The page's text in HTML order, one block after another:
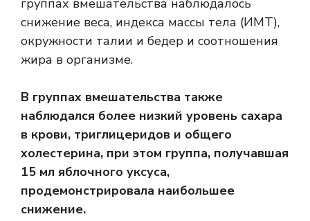
группах вмешательства наблюдалось
снижение веса, индекса массы тела (ИМТ),
окружности талии и бедер и соотношения
жира в организме.
В группах вмешательства также
наблюдался более низкий уровень сахара
в крови, триглицеридов и общего
холестерина, при этом группа, получавшая
15 мл яблочного уксуса,
продемонстрировала наибольшее
снижение.